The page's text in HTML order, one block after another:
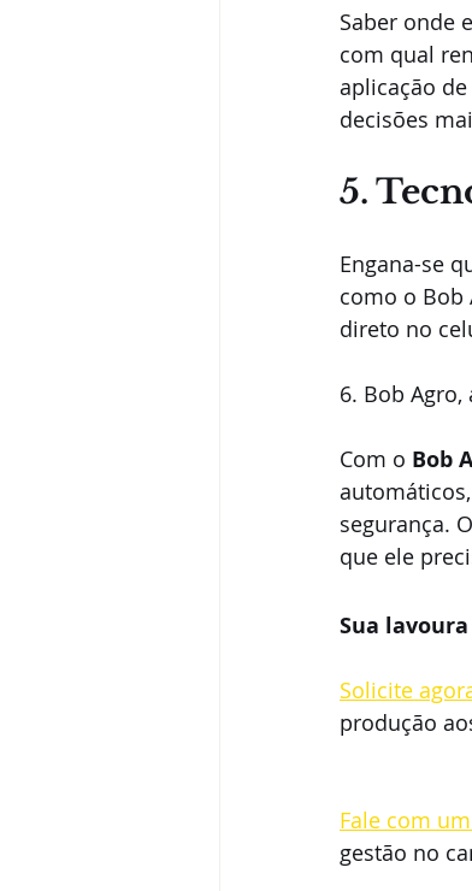
Saber onde
com qual
aplicação
decisões
5.
Engana-se
como o Bob
direto no
6. Bob
Com o Bob
segurança.
que ele
Sua
Solicite
produção
Fale com
gestão no